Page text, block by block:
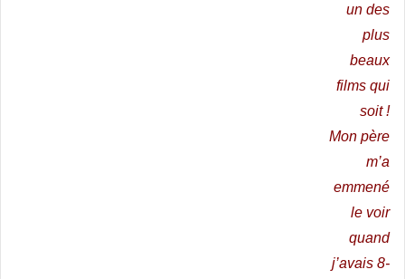
un des
plus
beaux
films qui
soit !
Mon père
m’a
emmené
le voir
quand
j’avais 8-